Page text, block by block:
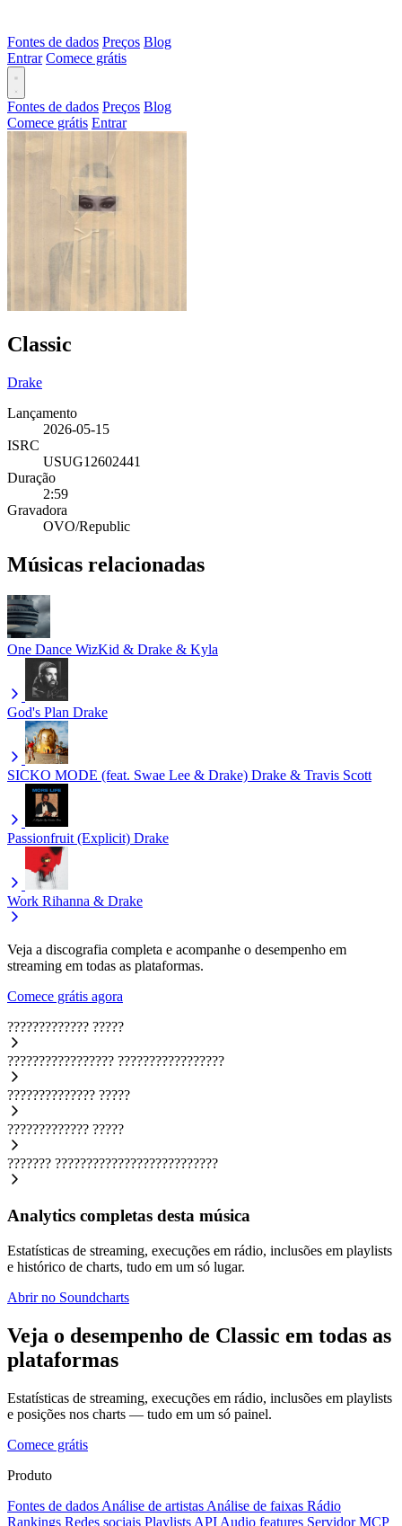
Fontes de dados Preços Blog
Entrar Comece grátis
Fontes de dados Preços Blog
Comece grátis Entrar
Classic
Drake
Lançamento
2026-05-15
ISRC
USUG12602441
Duração
2:59
Gravadora
OVO/Republic
Músicas relacionadas
One Dance WizKid & Drake & Kyla
God's Plan Drake
SICKO MODE (feat. Swae Lee & Drake) Drake & Travis Scott
Passionfruit (Explicit) Drake
Work Rihanna & Drake
Veja a discografia completa e acompanhe o desempenho em
streaming em todas as plataformas.
Comece grátis agora
????????????? ?????
????????????????? ?????????????????
?????????????? ?????
????????????? ?????
??????? ??????????????????????????
Analytics completas desta música
Estatísticas de streaming, execuções em rádio, inclusões em playlists
e histórico de charts, tudo em um só lugar.
Abrir no Soundcharts
Veja o desempenho de Classic em todas as
plataformas
Estatísticas de streaming, execuções em rádio, inclusões em playlists
e posições nos charts — tudo em um só painel.
Comece grátis
Produto
Fontes de dados Análise de artistas Análise de faixas Rádio
Rankings Redes sociais Playlists API Audio features Servidor MCP